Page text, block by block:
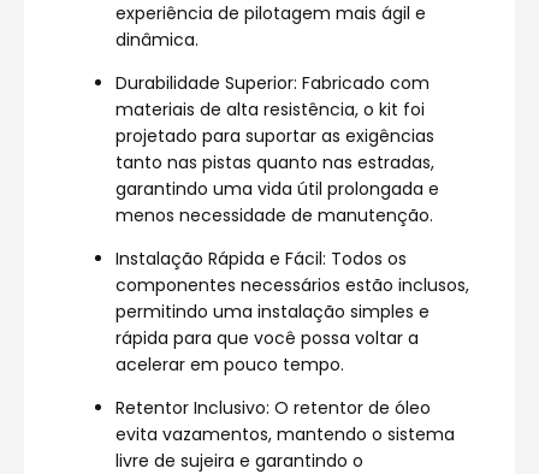
experiência de pilotagem mais ágil e
dinâmica.
Durabilidade Superior: Fabricado com
materiais de alta resistência, o kit foi
projetado para suportar as exigências
tanto nas pistas quanto nas estradas,
garantindo uma vida útil prolongada e
menos necessidade de manutenção.
Instalação Rápida e Fácil: Todos os
componentes necessários estão inclusos,
permitindo uma instalação simples e
rápida para que você possa voltar a
acelerar em pouco tempo.
Retentor Inclusivo: O retentor de óleo
evita vazamentos, mantendo o sistema
livre de sujeira e garantindo o